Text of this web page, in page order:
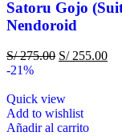
Satoru Gojo
Nendoroid
S/275.00 S/255.00
-21%
Quick view
Add to wishlist
Añadir al carrito